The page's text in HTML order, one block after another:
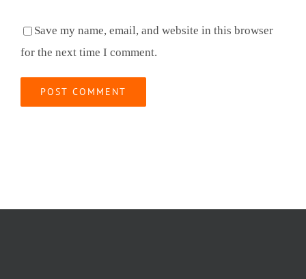
Save my name, email, and website in this browser
for the next time I comment.